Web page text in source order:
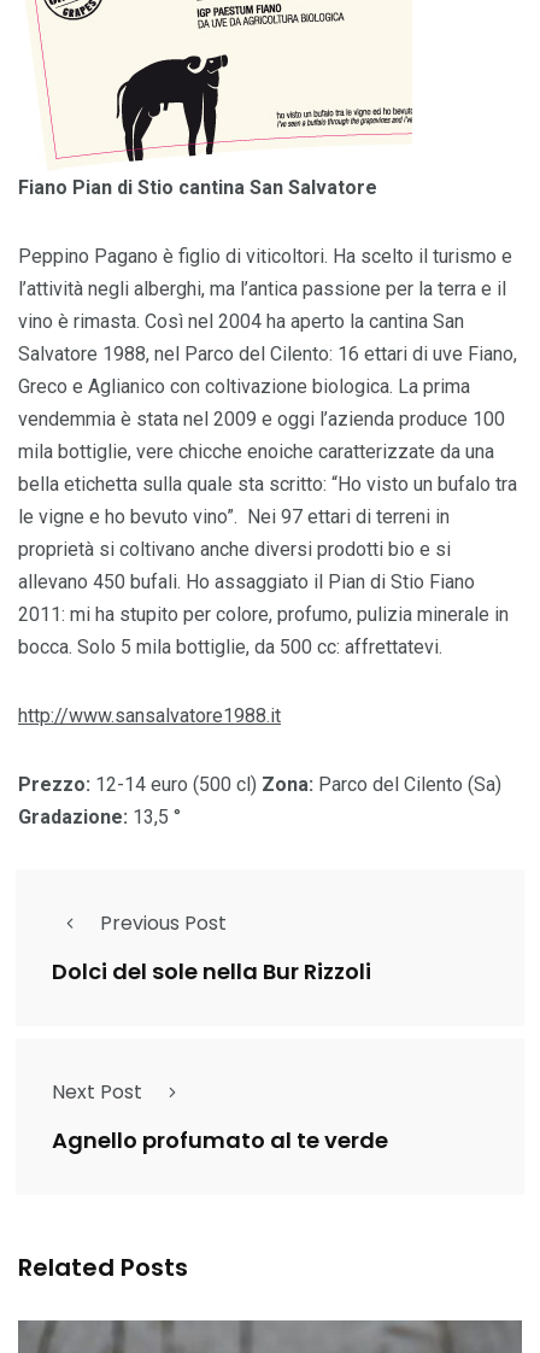
Fiano Pian di Stio cantina San Salvatore
Peppino Pagano è figlio di viticoltori. Ha scelto il turismo e
l’attività negli alberghi, ma l’antica passione per la terra e il
vino è rimasta. Così nel 2004 ha aperto la cantina San
Salvatore 1988, nel Parco del Cilento: 16 ettari di uve Fiano,
Greco e Aglianico con coltivazione biologica. La prima
vendemmia è stata nel 2009 e oggi l’azienda produce 100
mila bottiglie, vere chicche enoiche caratterizzate da una
bella etichetta sulla quale sta scritto: “Ho visto un bufalo tra
le vigne e ho bevuto vino”. Nei 97 ettari di terreni in
proprietà si coltivano anche diversi prodotti bio e si
allevano 450 bufali. Ho assaggiato il Pian di Stio Fiano
2011: mi ha stupito per colore, profumo, pulizia minerale in
bocca. Solo 5 mila bottiglie, da 500 cc: affrettatevi.
http://www.sansalvatore1988.it
Prezzo: 12-14 euro (500 cl) Zona: Parco del Cilento (Sa)
Gradazione: 13,5 °
Previous Post
Dolci del sole nella Bur Rizzoli
Next Post
Agnello profumato al te verde
Related Posts